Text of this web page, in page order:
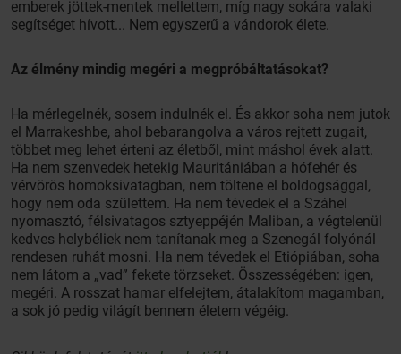
emberek jöttek-mentek mellettem, míg nagy sokára valaki
segítséget hívott... Nem egyszerű a vándorok élete.
Az élmény mindig megéri a megpróbáltatásokat?
Ha mérlegelnék, sosem indulnék el. És akkor soha nem jutok
el Marrakeshbe, ahol bebarangolva a város rejtett zugait,
többet meg lehet érteni az életből, mint máshol évek alatt.
Ha nem szenvedek hetekig Mauritániában a hófehér és
vérvörös homoksivatagban, nem töltene el boldogsággal,
hogy nem oda születtem. Ha nem tévedek el a Száhel
nyomasztó, félsivatagos sztyeppéjén Maliban, a végtelenül
kedves helybéliek nem tanítanak meg a Szenegál folyónál
rendesen ruhát mosni. Ha nem tévedek el Etiópiában, soha
nem látom a „vad” fekete törzseket. Összességében: igen,
megéri. A rosszat hamar elfelejtem, átalakítom magamban,
a sok jó pedig világít bennem életem végéig.